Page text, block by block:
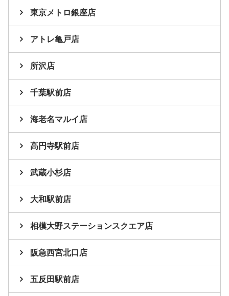
東京メトロ銀座店
アトレ亀戸店
所沢店
千葉駅前店
海老名マルイ店
高円寺駅前店
武蔵小杉店
大和駅前店
相模大野ステーションスクエア店
阪急西宮北口店
五反田駅前店